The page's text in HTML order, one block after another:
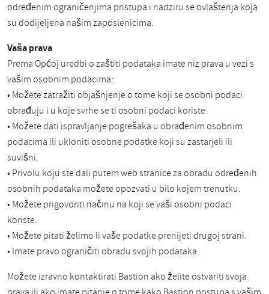
određenim ograničenjima pristupa i nadziru se ovlaštenja koja
su dodijeljena našim zaposlenicima.
Vaša prava
Prema Općoj uredbi o zaštiti podataka imate niz prava u vezi s
vašim osobnim podacima:
• Možete zatražiti objašnjenje o tome koji se osobni podaci
obrađuju i u koje svrhe se ti osobni podaci koriste.
• Možete dati ispravljanje pogrešaka u obrađenim osobnim
podacima ili ukloniti osobne podatke koji su zastarjeli ili
suvišni.
• Privolu koju ste dali putem web stranice za obradu određenih
osobnih podataka možete opozvati u bilo kojem trenutku.
• Možete prigovoriti načinu na koji se vaši osobni podaci
koriste.
• Možete pitati želimo li vaše podatke prenijeti drugoj strani.
• Imate pravo ograničiti obradu svojih podataka.
Možete izravno kontaktirati Bastion ako želite ostvariti svoja